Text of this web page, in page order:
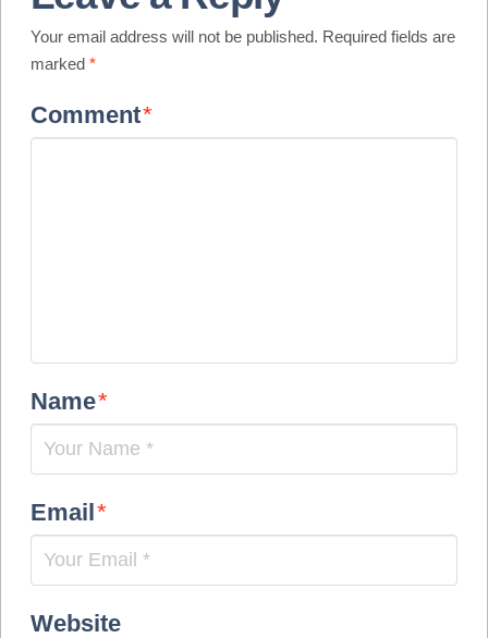
Your email address will not be published. Required fields are
marked *
Comment*
Name*
Email*
Website